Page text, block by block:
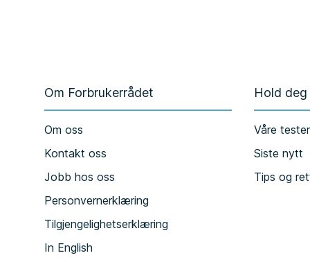
Om Forbrukerrådet
Om oss
Kontakt oss
Jobb hos oss
Personvernerklæring
Tilgjengelighetserklæring
In English
Hold
Våre tester
Siste nytt
Tips og